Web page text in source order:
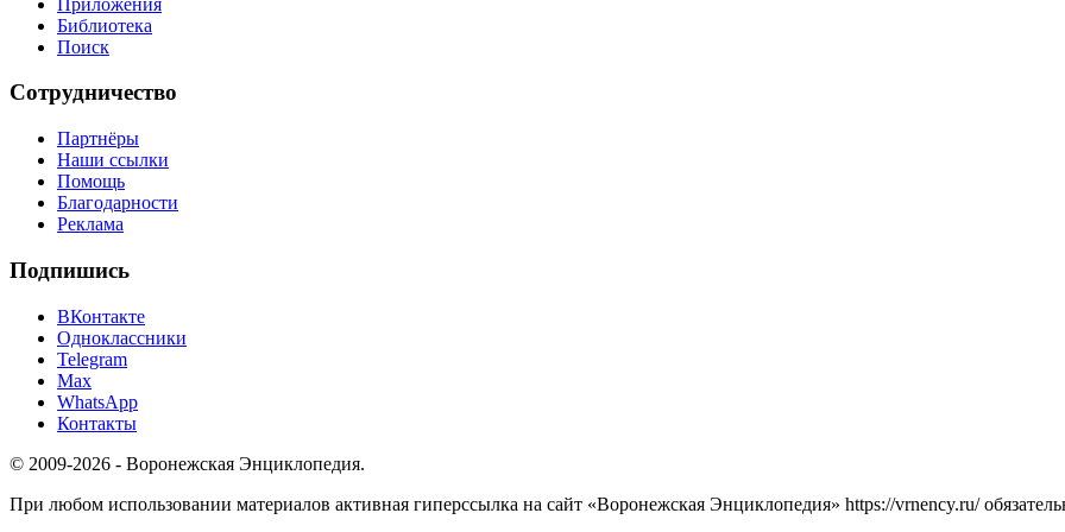
Библиотека
Поиск
Сотрудничество
Партнёры
Наши ссылки
Помощь
Благодарности
Реклама
Подпишись
ВКонтакте
Одноклассники
Telegram
Max
WhatsApp
Контакты
© 2009-2026 - Воронежская Энциклопедия.
При любом использовании материалов активная гиперссылка на сайт «Воронежская Энциклопедия» https://vrnency.ru/